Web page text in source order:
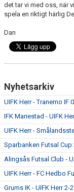
det tar vi med oss, när
spela en riktigt härlig
Dan
Nyhetsarkiv
UIFK Herr - Tranemo IF
IFK Mariestad - UIFK
UIFK Herr -
Sparbanken Futsal Cup
Alingsås Futsal Club -
UIFK Herr - FC Hedbo
Grums IK - UIFK Herr 2-2